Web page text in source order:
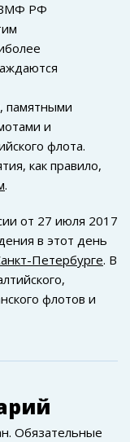
ВМФ РФ
, памятными
и
флота.
как правило,
.
от 27 июля 2017
в этот день
Петербурге. В
флотов и
Обязательные